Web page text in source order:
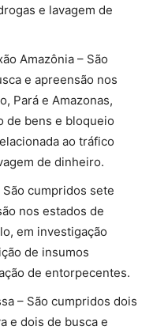
e lavagem de
Amazônia – São
e apreensão nos
Pará e Amazonas,
de bens e bloqueio
ao tráfico
de dinheiro.
São cumpridos sete
nos estados de
em investigação
de insumos
de entorpecentes.
– São cumpridos dois
e dois de busca e